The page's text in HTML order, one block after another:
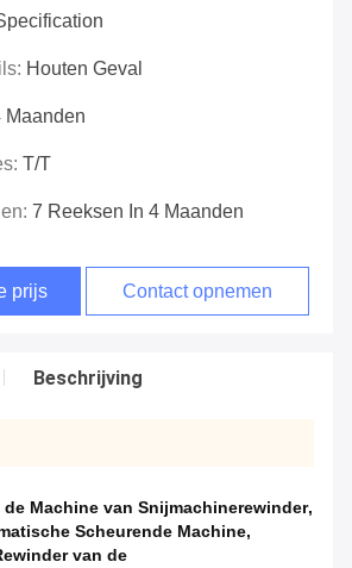
Houten Geval
Maanden
T/T
7 Reeksen In 4 Maanden
prijs Contact opnemen
Beschrijving
de Machine van Snijmachinerewinder,
Scheurende Machine,
van de